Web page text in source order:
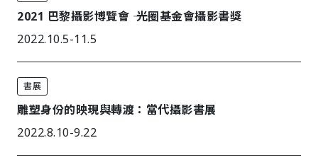
2021 巴黎攝影博覽會 ―― 光圈基金會攝影書獎
2022.10.5-11.5
書展
雕塑身份的映現與轉渡：當代攝影書展
2022.8.10-9.22